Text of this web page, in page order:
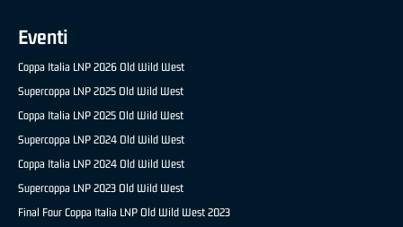
Eventi
Coppa Italia LNP 2026 Old Wild West
Supercoppa LNP 2025 Old Wild West
Coppa Italia LNP 2025 Old Wild West
Supercoppa LNP 2024 Old Wild West
Coppa Italia LNP 2024 Old Wild West
Supercoppa LNP 2023 Old Wild West
Final Four Coppa Italia LNP Old Wild West 2023